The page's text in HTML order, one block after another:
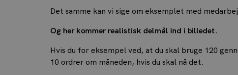
Det samme kan vi sige om eksemplet med
Og her kommer realistisk delmål ind i billedet.
Hvis du for eksempel ved, at du skal bruge 120
10 ordrer om måneden, hvis du skal nå det.